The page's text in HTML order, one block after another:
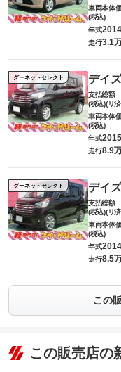
車両本体
(税込)
年式
走行3.1
グーネットセレクト デイ
支払総額
(税込)(リ
車両本体
(税込)
年式
走行8.9
グーネットセレクト デイ
支払総額
(税込)(リ
車両本体
(税込)
年式
走行8.5
この
この販売店の